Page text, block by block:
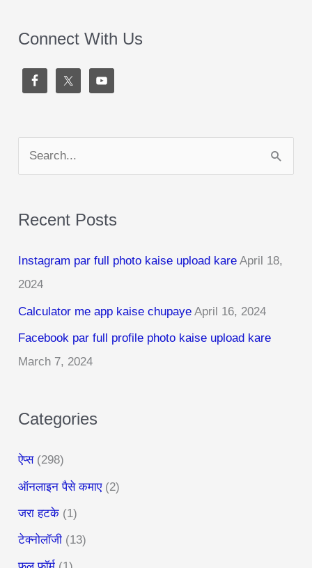
Connect With Us
e
r
h
f
o
r
:
Recent Posts
Instagram par full photo kaise upload kare April 18,
2024
Calculator me app kaise chupaye April 16, 2024
Facebook par full profile photo kaise upload kare
March 7, 2024
Categories
ऐप्स(298)
ऑनलाइन पैसे कमाए(2)
जरा हटके (1)
टेक्नोलॉजी (13)